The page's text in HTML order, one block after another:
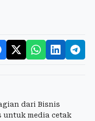
dari Bisnis
untuk media cetak